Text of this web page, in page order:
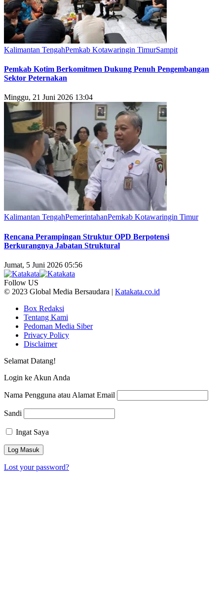
Kalimantan TengahPemkab Kotawaringin TimurSampit
Pemkab Kotim Berkomitmen Dukung Penuh Pengembangan
Sektor Peternakan
Minggu, 21 Juni 2026 13:04
Kalimantan TengahPemerintahanPemkab Kotawaringin Timur
Rencana Perampingan Struktur OPD Berpotensi
Berkurangnya Jabatan Struktural
Jumat, 5 Juni 2026 05:56
Follow US
© 2023 Global Media Bersaudara | Katakata.co.id
Box Redaksi
Tentang Kami
Pedoman Media Siber
Privacy Policy
Disclaimer
Selamat Datang!
Login ke Akun Anda
Nama Pengguna atau Alamat Email
Sandi
Ingat Saya
Lost your password?